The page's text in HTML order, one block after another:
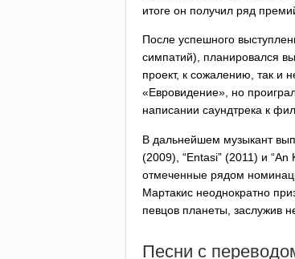
итоге он получил ряд
После успешного
симпатий), планировался
проект, к сожалению, так и
«Евровидение», но
написании саундтрека к
В дальнейшем музыкант
(2009), “Entasi” (2011) и “An
отмеченные рядом
Мартакис неоднократно
певцов планеты, заслужив
Песни с